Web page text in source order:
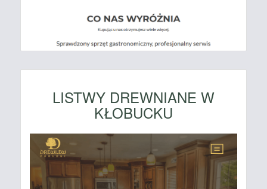
LISTWY DREWNIANE W
KŁOBUCKU